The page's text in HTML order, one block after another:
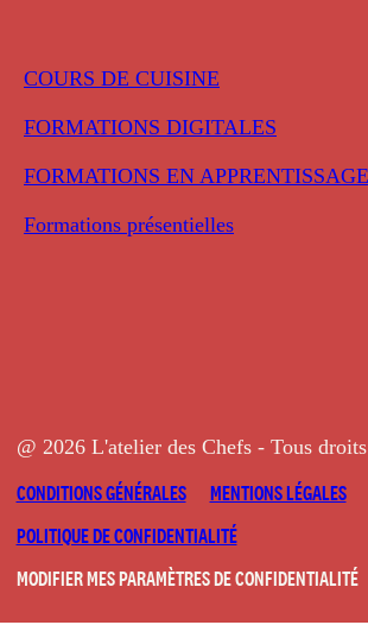
COURS DE CUISINE
FORMATIONS DIGITALES
FORMATIONS EN APPRENTISSAGE
Formations présentielles
@ 2026 L'atelier des Chefs - Tous
CONDITIONS GÉNÉRALES
MENTIONS LÉGALES
POLITIQUE DE CONFIDENTIALITÉ
MODIFIER MES PARAMÈTRES DE CONFIDENTIALITÉ